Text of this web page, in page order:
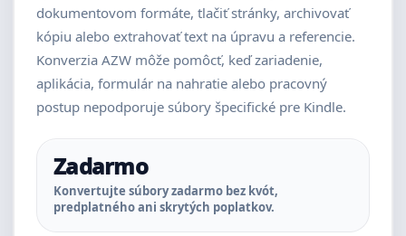
dokumentovom formáte, tlačiť stránky, archivovať
kópiu alebo extrahovať text na úpravu a referencie.
Konverzia AZW môže pomôcť, keď zariadenie,
aplikácia, formulár na nahratie alebo pracovný
postup nepodporuje súbory špecifické pre Kindle.
Zadarmo
Konvertujte súbory zadarmo bez kvót,
predplatného ani skrytých poplatkov.